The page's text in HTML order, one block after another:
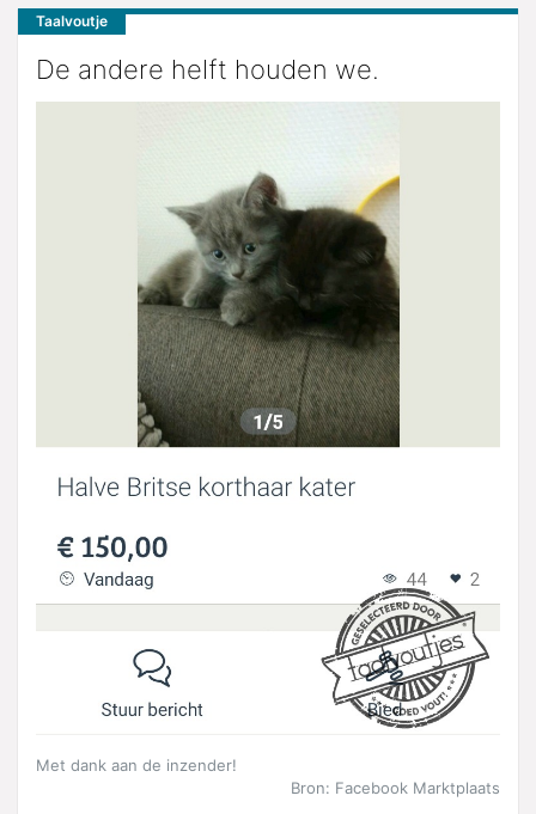
Taalvoutje
De andere helft houden we.
Met dank aan de inzender!
Bron: Facebook Marktplaats